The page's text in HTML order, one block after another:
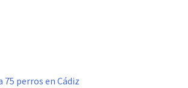
perros en Cádiz